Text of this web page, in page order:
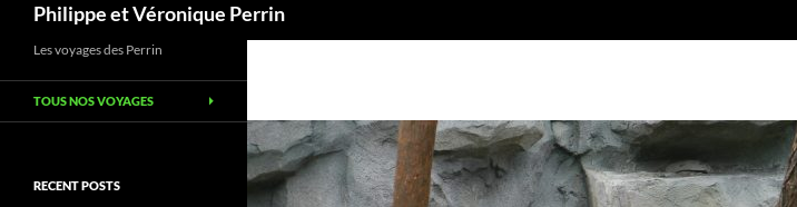
Philippe et Véronique Perrin
Les voyages des Perrin
TOUS NOS VOYAGES
RECENT POSTS